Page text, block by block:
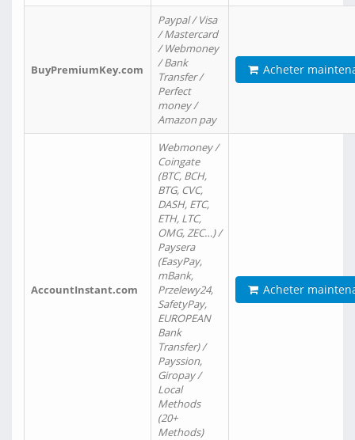
BuyPremiumKey.com
Paypal / Visa
/ Mastercard
/ Webmoney
/ Bank
Transfer /
Perfect
money /
Amazon pay
Acheter
AccountInstant.com
Webmoney /
Coingate
(BTC, BCH,
BTG, CVC,
DASH, ETC,
ETH, LTC,
OMG, ZEC…) /
Paysera
(EasyPay,
mBank,
Przelewy24,
SafetyPay,
EUROPEAN
Bank
Transfer) /
Payssion,
Giropay /
Local
Methods
(20+
Methods)
Acheter